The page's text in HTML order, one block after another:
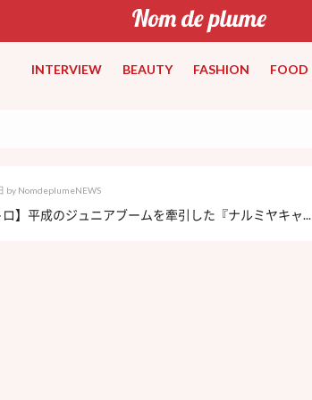
INTERVIEW BEAUTY FASHION FOOD
by NomdeplumeNEWS
ロ】平成のジュニアブームを牽引した『ナルミヤキャ...